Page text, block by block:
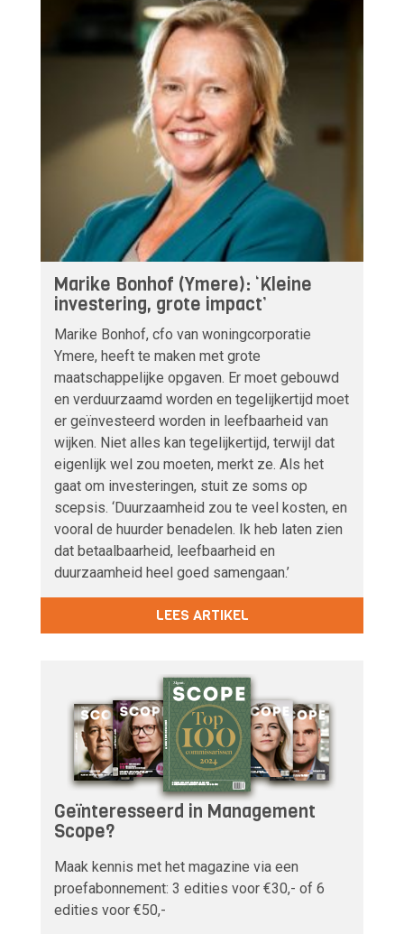
Marike Bonhof (Ymere): ‘Kleine
investering, grote impact’
Marike Bonhof, cfo van woningcorporatie
Ymere, heeft te maken met grote
maatschappelijke opgaven. Er moet gebouwd
en verduurzaamd worden en tegelijkertijd moet
er geïnvesteerd worden in leefbaarheid van
wijken. Niet alles kan tegelijkertijd, terwijl dat
eigenlijk wel zou moeten, merkt ze. Als het
gaat om investeringen, stuit ze soms op
scepsis. ‘Duurzaamheid zou te veel kosten, en
vooral de huurder benadelen. Ik heb laten zien
dat betaalbaarheid, leefbaarheid en
duurzaamheid heel goed samengaan.’
LEES ARTIKEL
Geïnteresseerd in Management
Scope?
Maak kennis met het magazine via een
proefabonnement: 3 edities voor €30,- of 6
edities voor €50,-